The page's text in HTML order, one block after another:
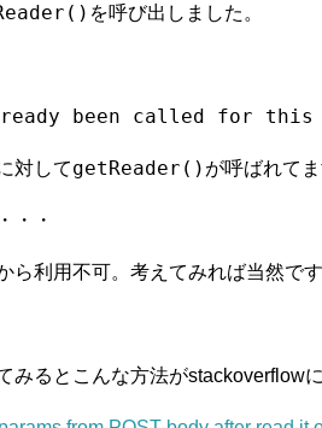
を呼び出しました。
been called for this
対してgetReader() が呼ばれて
・・
ら利用不可。考えてみれば当然です
みるとこんな方法がstackoverflow